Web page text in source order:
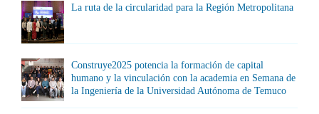
La ruta de la circularidad para la Región Metropolitana
Construye2025 potencia la formación de capital
humano y la vinculación con la academia en Semana de
la Ingeniería de la Universidad Autónoma de Temuco